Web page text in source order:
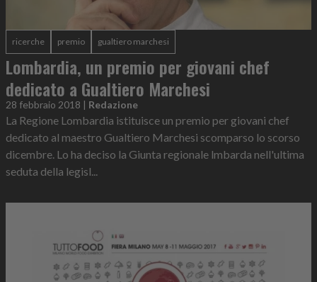
ricerche premio gualtiero marchesi
Lombardia, un premio per giovani chef
dedicato a Gualtiero Marchesi
28 febbraio 2018 | Redazione
La Regione Lombardia istituisce un premio per giovani chef
dedicato al maestro Gualtiero Marchesi scomparso lo scorso
dicembre. Lo ha deciso la Giunta regionale lmbarda nell'ultima
seduta della legisl...